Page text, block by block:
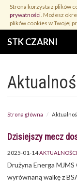
Przejdź
treści
Strona korzysta z plików
prywatności. Możesz
plików cookies w Twojej
STK CZARNI
Strona główna
Dzisiejszy mecz
2025-01-14AKTUALNOŚCI
Drużyna Energa MJMS
wyrównaną walkę z